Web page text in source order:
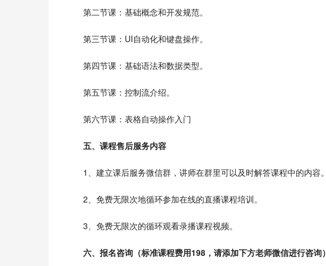
第二节课：基础概念和开发规范。
第三节课：UI自动化和键盘操作。
第四节课：基础语法和数据类型。
第五节课：控制流介绍。
第六节课：表格自动操作入门
五、课程售后服务内容
1、建立课后服务微信群，讲师在群里可以及时解答课程中的内容。
2、免费无限次地循环参加在线的直播课程培训。
3、免费无限次的循环观看录播课程视频。
六、报名咨询（标准课程费用198，请添加下方老师微信进行咨询）